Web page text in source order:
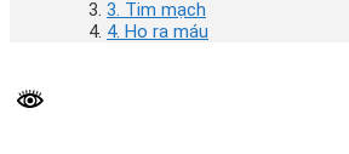
3. Tim mạch
4. Ho ra máu